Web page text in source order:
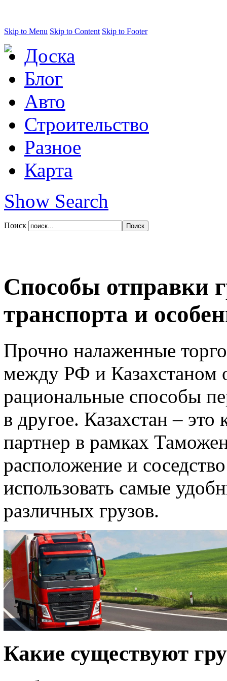
Skip to Menu Skip to Content Skip to Footer
Доска
Блог
Авто
Строительство
Разное
Карта
Show Search
Поиск
Способы отправки
транспорта и
Прочно налаженные
между РФ и Казахстаном
рациональные способы
в другое. Казахстан –
партнер в рамках
расположение и
использовать самые
различных грузов.
Какие существуют